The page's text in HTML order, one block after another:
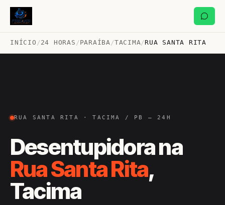
INÍCIO /24 HORAS /PARAÍBA /TACIMA/RUA SANTA RITA
RUA SANTA RITA · TACIMA / PB — 24H
Desentupidora na
Rua Santa Rita,
Tacima